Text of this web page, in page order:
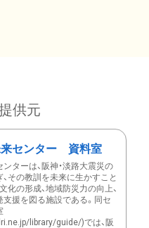
供元
来センター 資料室
ターは、阪神・淡路大震災の
その教訓を未来に生かすこと
化の形成、地域防災力の向上、
支援を図る施設である。同セ
library/guide/)では、阪